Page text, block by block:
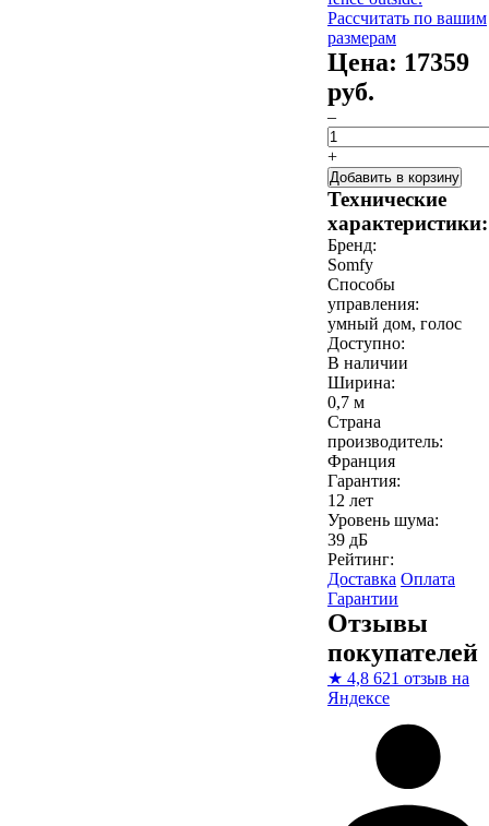
Рассчитать по вашим
размерам
Цена: 17359
руб.
–
+
Добавить в корзину
Технические
характеристики:
Бренд:
Somfy
Способы
управления:
умный дом, голос
Доступно:
В наличии
Ширина:
0,7 м
Страна
производитель:
Франция
Гарантия:
12 лет
Уровень шума:
39 дБ
Рейтинг:
Доставка Оплата
Гарантии
Отзывы
покупателей
★ 4,8 621 отзыв на
Яндексе